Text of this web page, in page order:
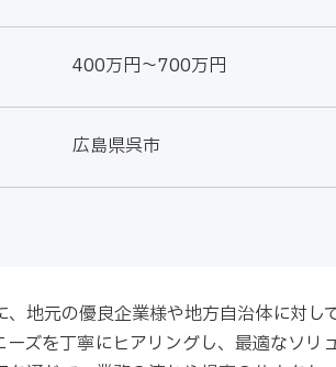
400万円～700万円
広島県呉市
、地元の優良企業様や地方自治体に対
ーズを丁寧にヒアリングし、最適なソ